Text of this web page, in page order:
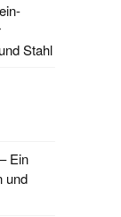
Stahl
Ein
und